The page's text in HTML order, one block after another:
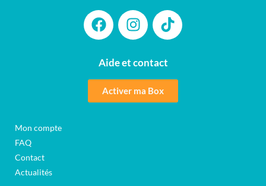
Aide et contact
Activer ma Box
Mon compte
FAQ
Contact
Actualités